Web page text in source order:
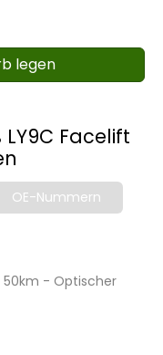
Facelift
OE-Nummern
50km - Optischer
legen